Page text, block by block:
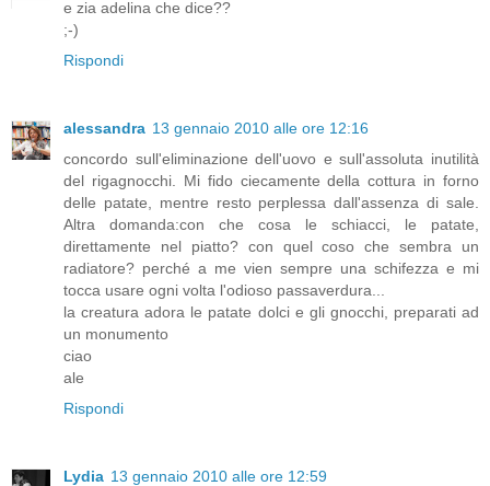
e zia adelina che dice??
;-)
Rispondi
alessandra 13 gennaio 2010 alle ore 12:16
concordo sull'eliminazione dell'uovo e sull'assoluta inutilità
del rigagnocchi. Mi fido ciecamente della cottura in forno
delle patate, mentre resto perplessa dall'assenza di sale.
Altra domanda:con che cosa le schiacci, le patate,
direttamente nel piatto? con quel coso che sembra un
radiatore? perché a me vien sempre una schifezza e mi
tocca usare ogni volta l'odioso passaverdura...
la creatura adora le patate dolci e gli gnocchi, preparati ad
un monumento
ciao
ale
Rispondi
Lydia 13 gennaio 2010 alle ore 12:59